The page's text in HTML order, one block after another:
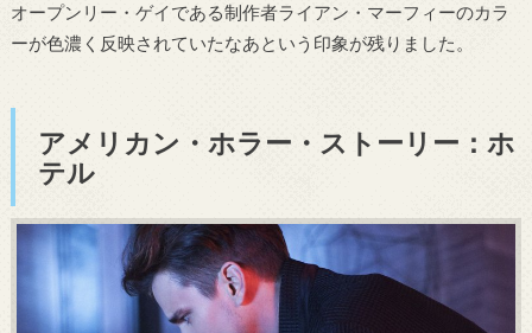
オープンリー・ゲイである制作者ライアン・マーフィーのカラ
ーが色濃く反映されていたなあという印象が残りました。
アメリカン・ホラー・ストーリー：ホ
テル